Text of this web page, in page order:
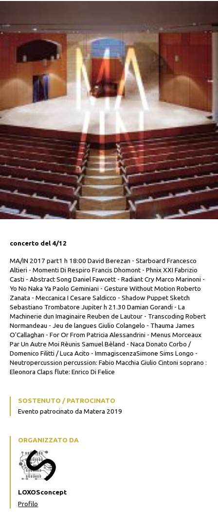
concerto del 4/12
MA/IN 2017 part1 h 18:00 David Berezan - Starboard Francesco
Altieri - Momenti Di Respiro Francis Dhomont - Phnix XXI Fabrizio
Casti - Abstract Song Daniel Fawcett - Radiant Cry Marco Marinoni -
Yo No Naka Ya Paolo Geminiani - Gesture Without Motion Roberto
Zanata - Meccanica I Cesare Saldicco - Shadow Puppet Sketch
Sebastiano Trombatore Jupiter h 21.30 Damian Gorandi - La
Machinerie dun Imaginaire Reuben de Lautour - Transcoding Robert
Normandeau - Jeu de langues Giulio Colangelo - Thauma James
O'Callaghan - For Or From Patricia Alessandrini - Menus Morceaux
Par Un Autre Moi Rèunis Samuel Bèland - Naca Donato Corbo /
Domenico Filitti / Luca Acito - ImmagiscenzaSimone Sims Longo -
Neutropercussion percussion: Fabio Macchia Giulio Cintoni soprano :
Eleonora Claps flute: Enrico Di Felice
SOSTENUTO / PATROCINATO
Evento patrocinato da Matera 2019
ORGANIZZATO DA
LOXOSconcept
Profilo